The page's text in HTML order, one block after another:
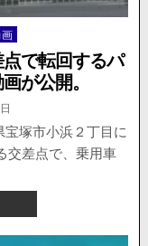
点で転回するパ
が公開。
宝塚市小浜２丁目に
交差点で、乗用車